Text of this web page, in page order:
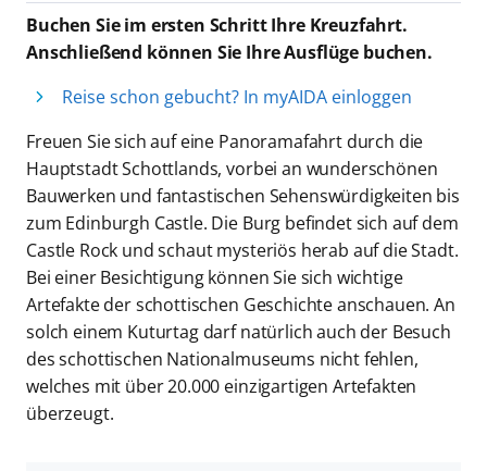
Buchen Sie im ersten Schritt Ihre Kreuzfahrt.
Anschließend können Sie Ihre Ausflüge buchen.
Reise schon gebucht? In myAIDA einloggen
Freuen Sie sich auf eine Panoramafahrt durch die
Hauptstadt Schottlands, vorbei an wunderschönen
Bauwerken und fantastischen Sehenswürdigkeiten bis
zum Edinburgh Castle. Die Burg befindet sich auf dem
Castle Rock und schaut mysteriös herab auf die Stadt.
Bei einer Besichtigung können Sie sich wichtige
Artefakte der schottischen Geschichte anschauen. An
solch einem Kuturtag darf natürlich auch der Besuch
des schottischen Nationalmuseums nicht fehlen,
welches mit über 20.000 einzigartigen Artefakten
überzeugt.